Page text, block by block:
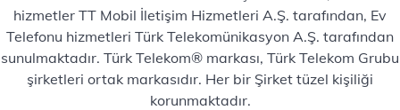
hizmetler TT Mobil İletişim Hizmetleri A.Ş. tarafından, Ev
Telefonu hizmetleri Türk Telekomünikasyon A.Ş. tarafından
sunulmaktadır. Türk Telekom® markası, Türk Telekom Grubu
şirketleri ortak markasıdır. Her bir Şirket tüzel kişiliği
korunmaktadır.